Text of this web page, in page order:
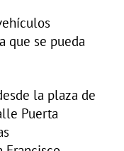
que se pueda
la plaza de
Puerta